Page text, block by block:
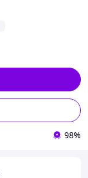
98%